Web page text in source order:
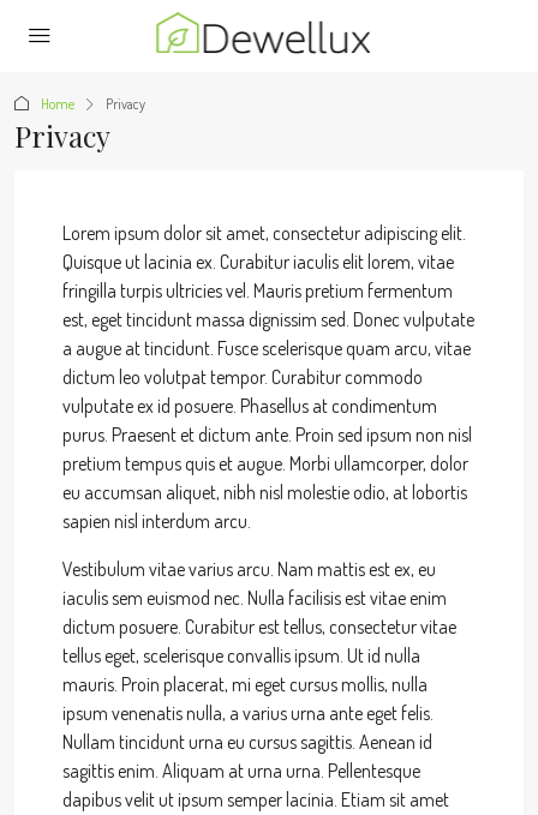
Home Privacy
Privacy
Lorem ipsum dolor sit amet, consectetur adipiscing elit.
Quisque ut lacinia ex. Curabitur iaculis elit lorem, vitae
fringilla turpis ultricies vel. Mauris pretium fermentum
est, eget tincidunt massa dignissim sed. Donec vulputate
a augue at tincidunt. Fusce scelerisque quam arcu, vitae
dictum leo volutpat tempor. Curabitur commodo
vulputate ex id posuere. Phasellus at condimentum
purus. Praesent et dictum ante. Proin sed ipsum non nisl
pretium tempus quis et augue. Morbi ullamcorper, dolor
eu accumsan aliquet, nibh nisl molestie odio, at lobortis
sapien nisl interdum arcu.
Vestibulum vitae varius arcu. Nam mattis est ex, eu
iaculis sem euismod nec. Nulla facilisis est vitae enim
dictum posuere. Curabitur est tellus, consectetur vitae
tellus eget, scelerisque convallis ipsum. Ut id nulla
mauris. Proin placerat, mi eget cursus mollis, nulla
ipsum venenatis nulla, a varius urna ante eget felis.
Nullam tincidunt urna eu cursus sagittis. Aenean id
sagittis enim. Aliquam at urna urna. Pellentesque
dapibus velit ut ipsum semper lacinia. Etiam sit amet